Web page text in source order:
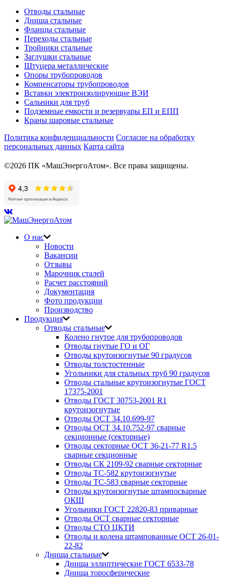
Отводы стальные
Днища стальные
Фланцы стальные
Переходы стальные
Тройники стальные
Заглушки стальные
Штуцера металлические
Опоры трубопроводов
Компенсаторы трубопроводов
Вставки электроизолирующие ВЭИ
Сальники для труб
Подземные емкости и резервуары ЕП и ЕПП
Краны шаровые стальные
Политика конфиденциальности Согласие на обработку
персональных данных Карта сайта
©2026 ПК «МашЭнергоАтом». Все права защищены.
О нас
Новости
Вакансии
Отзывы
Марочник сталей
Расчет расстояний
Документация
Фото продукции
Производство
Продукция
Отводы стальные
Колено гнутое для трубопроводов
Отводы гнутые ГО и ОГ
Отводы крутоизогнутые 90 градусов
Отводы толстостенные
Угольники для стальных труб 90 градусов
Отводы стальные крутоизогнутые ГОСТ
17375-2001
Отводы ГОСТ 30753-2001 R1
крутоизогнутые
Отводы ОСТ 34.10.699-97
Отводы ОСТ 34.10.752-97 сварные
секционные (секторные)
Отводы секторные ОСТ 36-21-77 R1.5
сварные секционные
Отводы СК 2109-92 сварные секторные
Отводы ТС-582 крутоизогнутые
Отводы ТС-583 сварные секторные
Отводы крутоизогнутые штампосварные
ОКШ
Угольники ГОСТ 22820-83 приварные
Отводы ОСТ сварные секторные
Отводы СТО ЦКТИ
Отводы и колена штампованные ОСТ 26-01-
22-82
Днища стальные
Днища эллиптические ГОСТ 6533-78
Днища торосферические